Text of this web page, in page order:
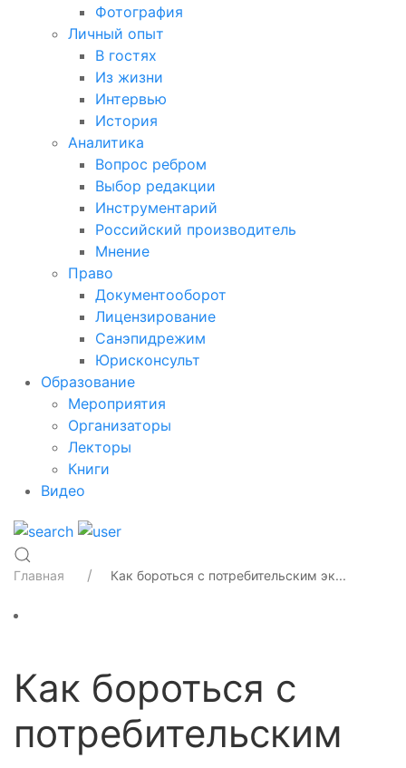
Фотография
Личный опыт
В гостях
Из жизни
Интервью
История
Аналитика
Вопрос ребром
Выбор редакции
Инструментарий
Российский производитель
Мнение
Право
Документооборот
Лицензирование
Санэпидрежим
Юрисконсульт
Образование
Мероприятия
Организаторы
Лекторы
Книги
Видео
Главная Как бороться с потребительским эк...
Как бороться с
потребительским